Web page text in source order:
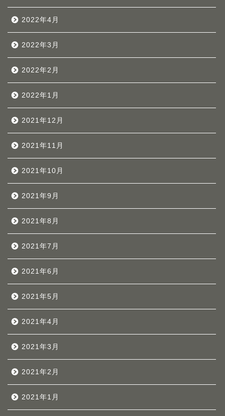
2022年4月
2022年3月
2022年2月
2022年1月
2021年12月
2021年11月
2021年10月
2021年9月
2021年8月
2021年7月
2021年6月
2021年5月
2021年4月
2021年3月
2021年2月
2021年1月